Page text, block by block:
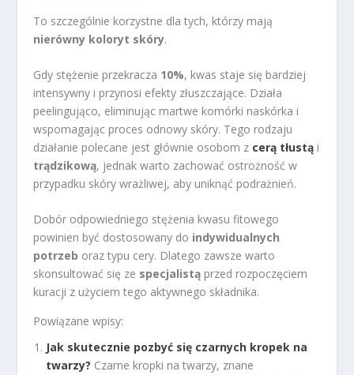
To szczególnie korzystne dla tych, którzy mają
nierówny koloryt skóry.
Gdy stężenie przekracza 10%, kwas staje się bardziej
intensywny i przynosi efekty złuszczające. Działa
peelingująco, eliminując martwe komórki naskórka i
wspomagając proces odnowy skóry. Tego rodzaju
działanie polecane jest głównie osobom z cerą tłustą i
trądzikową, jednak warto zachować ostrożność w
przypadku skóry wrażliwej, aby uniknąć podrażnień.
Dobór odpowiedniego stężenia kwasu fitowego
powinien być dostosowany do indywidualnych
potrzeb oraz typu cery. Dlatego zawsze warto
skonsultować się ze specjalistą przed rozpoczęciem
kuracji z użyciem tego aktywnego składnika.
Powiązane wpisy:
Jak skutecznie pozbyć się czarnych kropek na
twarzy? Czarne kropki na twarzy, znane